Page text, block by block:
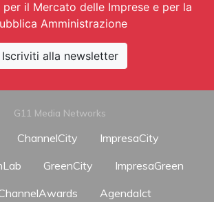
per il Mercato delle Imprese e per la
Amministrazione
Iscriviti alla newsletter
G11 Media Networks
ChannelCity
ImpresaCity
GreenCity
ImpresaGreen
AgendaIct